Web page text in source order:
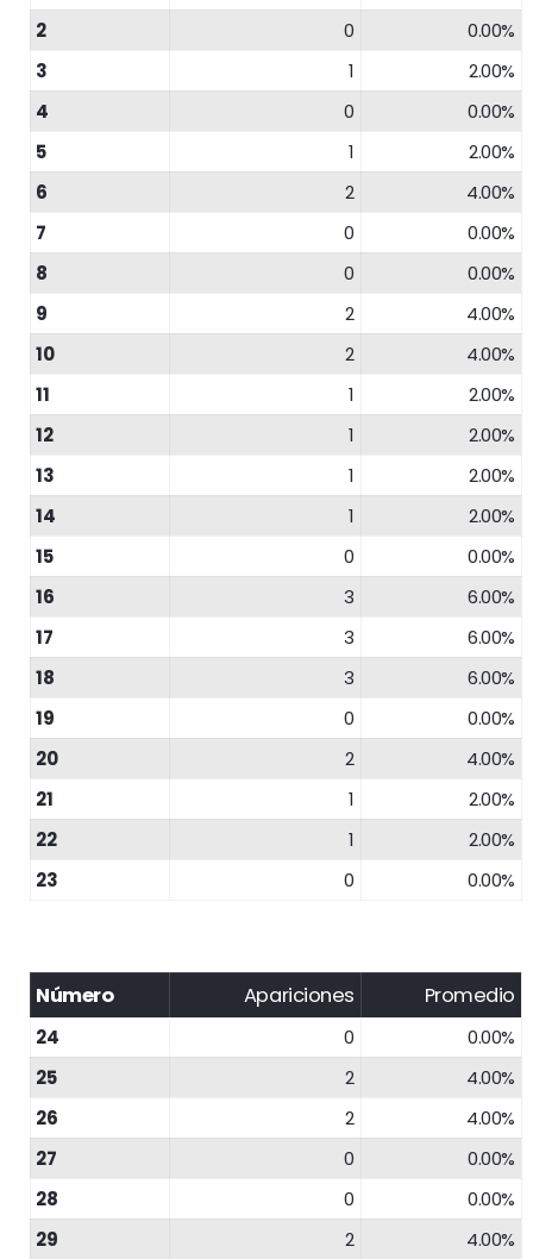
2
0
0.00%
3
1
2.00%
4
0
0.00%
5
1
2.00%
6
2
4.00%
7
0
0.00%
8
0
0.00%
9
2
4.00%
10
2
4.00%
11
1
2.00%
12
1
2.00%
13
1
2.00%
14
1
2.00%
15
0
0.00%
16
3
6.00%
17
3
6.00%
18
3
6.00%
19
0
0.00%
20
2
4.00%
21
1
2.00%
22
1
2.00%
23
0 0.00%
Número Apariciones Promedio
24 0
0.00%
25
2
4.00%
26
2
4.00%
27
0
0.00%
28
0
0.00%
29
2
4.00%